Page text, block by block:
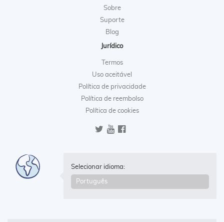
Sobre
Suporte
Blog
Jurídico
Termos
Uso aceitável
Política de privacidade
Política de reembolso
Política de cookies
Selecionar idioma: